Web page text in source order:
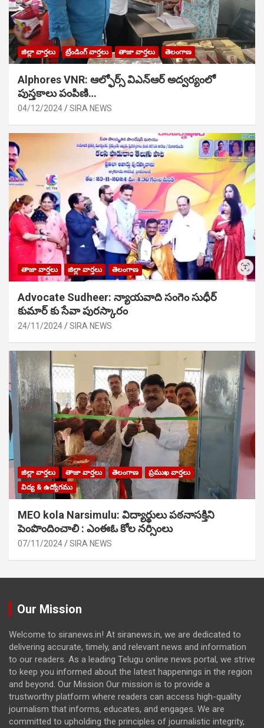
జిల్లా వార్తలు ట్రేండింగ్ వార్తలు తాజా వార్తలు తెలంగాణ
Alphores VNR: ఆల్ఫోర్స్ విఎన్ఆర్ అద్వర్యంలో
పుస్తకాలు పంపిణి…
04/12/2024 SIRA NEWS
తాజా వార్తలు జిల్లా వార్తలు తెలంగాణ
Advocate Sudheer: న్యాయవాది సంగెం సుధీర్
కుమార్ కు సేవా పురస్కారం
24/11/2024 SIRA NEWS
జిల్లా వార్తలు తాజా వార్తలు తెలంగాణ
ప్రముఖ వార్తలు
విద్య & ఉద్యోగము
MEO kola Narsimulu: విద్యార్థులు పఠ‌నాసక్తిని
పెంపొందించాలి : ఎంఈఓ కోల నర్సింలు
07/11/2024 SIRA NEWS
Our Mission
Welcome to siranews.in! At siranews.in, we are dedicated to
delivering accurate, timely, and relevant news and information
to our readers. As a leading Telugu online news portal, we strive
to keep you informed about the latest happenings in the region
and beyond. Our Mission Our mission is to provide a
trustworthy platform where readers can access high-quality
journalism that informs, educates, and engages. We are
committed to upholding the principles of journalistic integrity,